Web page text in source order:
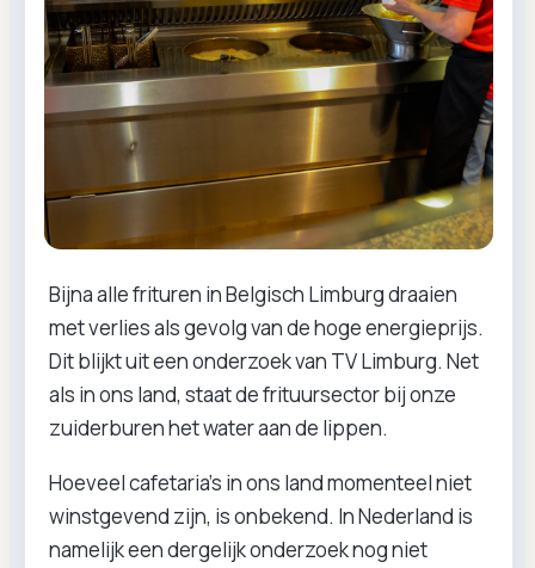
Bijna alle frituren in Belgisch Limburg draaien
met verlies als gevolg van de hoge energieprijs.
Dit blijkt uit een onderzoek van TV Limburg. Net
als in ons land, staat de frituursector bij onze
zuiderburen het water aan de lippen.
Hoeveel cafetaria’s in ons land momenteel niet
winstgevend zijn, is onbekend. In Nederland is
namelijk een dergelijk onderzoek nog niet